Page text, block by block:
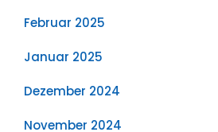
Februar 2025
Januar 2025
Dezember 2024
November 2024